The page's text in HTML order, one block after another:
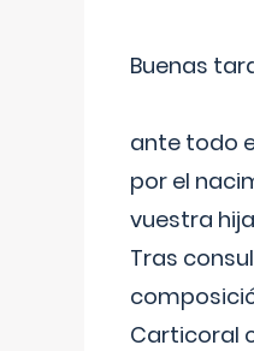
Buenas
ante todo
por el
vuestra
Tras
Carticoral